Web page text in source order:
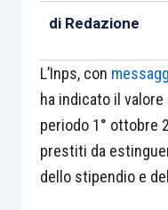
di Redazione
L’Inps, con
ha indicato il
periodo 1° ottobre
prestiti da
dello stipendio e